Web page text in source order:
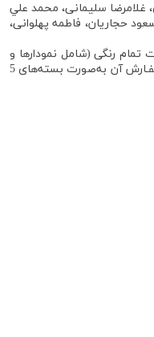
غلامرضا سليمانی، محمد علي
حجاريان، فاطمه پهلوانی،
انتشارات سازمان مدیریت صنعتی در 160 صفحه به صورت تمام رنگی (شامل نمودارها و
جداول متعدد) با قیمت 40 هزار تومـان با شمـارگـان 1000 نسخه منتشر شده که علاقه‌مندان می‌توانند برای سفـارش آن به‌صورت بسته‌های 5